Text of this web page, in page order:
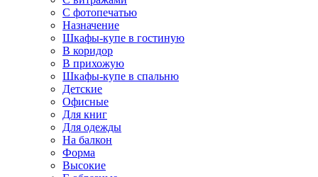
С фотопечатью
Назначение
Шкафы-купе в гостиную
В коридор
В прихожую
Шкафы-купе в спальню
Детские
Офисные
Для книг
Для одежды
На балкон
Форма
Высокие